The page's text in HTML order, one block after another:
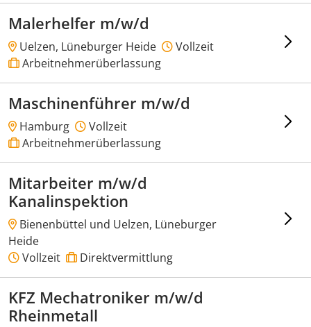
Malerhelfer m/w/d
Uelzen, Lüneburger Heide
Vollzeit
Arbeitnehmerüberlassung
Maschinenführer m/w/d
Hamburg
Vollzeit
Arbeitnehmerüberlassung
Mitarbeiter m/w/d
Kanalinspektion
Bienenbüttel und Uelzen, Lüneburger
Heide
Vollzeit
Direktvermittlung
KFZ Mechatroniker m/w/d
Rheinmetall